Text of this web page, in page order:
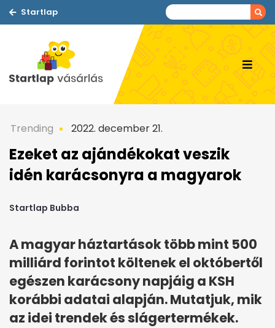
Startlap
Trending 2022. december 21.
Ezeket az ajándékokat veszik
idén karácsonyra a magyarok
Startlap Bubba
A magyar háztartások több mint 500
milliárd forintot költenek el októbertől
egészen karácsony napjáig a KSH
korábbi adatai alapján. Mutatjuk, mik
az idei trendek és slágertermékek.